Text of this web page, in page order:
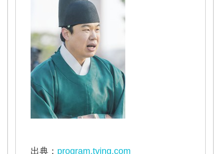
出典： program.tving.com